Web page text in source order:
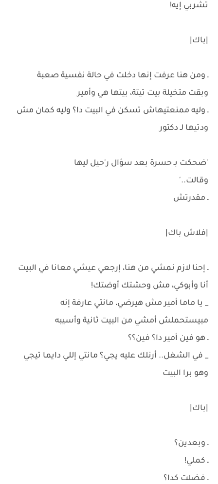
تشربي إيه!
|باك|
ـ ومن هنا عرفت إنها دخلت في حالة نفسية صعبة
وبقت متخيلة بيت تيتة، بيتها هي وأمير
ـ وليه ممنعتيهاش تسكن في البيت دا؟ وليه كمان مش
ودتيها لـ دكتور
'ضحكت بـ حسرة بعد سؤال ر'حيل ليها
وقالت..'
ـ مقدرتش
|فلاش باك|
ـ إحنا لازم نمشي من هنا، إرجعي عيشي معانا في البيت
أنا وأبوكي، مش وحشتك أوضتك!
_ يا ماما أمير مش هيرضي، مانتي عارفة إنه
مبيستحملش أمشي من البيت ثانية وأسيبه
ـ هو فين أمير دا؟ فين؟؟
_ في الشغل.. أرنلك عليه يجي؟ مانتي إللي دايما تيجي
وهو برا البيت
|باك|
ـ وبعدين؟
ـ كملي!
ـ فضلت كدا؟